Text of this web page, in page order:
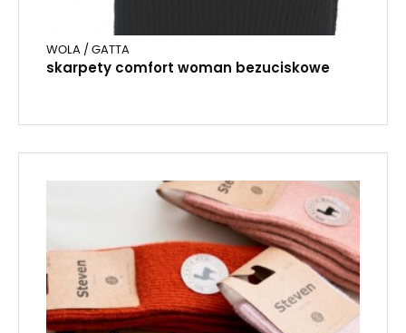
WOLA / GATTA
skarpety comfort woman bezuciskowe